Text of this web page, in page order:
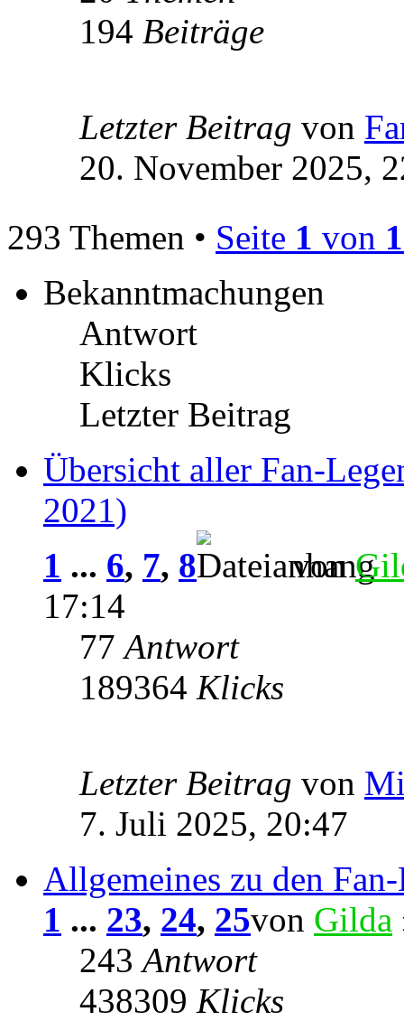
194 Beiträge
Letzter Beitrag von
20. November 2025,
293 Themen • Seite 1 von
Bekanntmachungen
Antwort
Klicks
Letzter Beitrag
Übersicht aller Fan-
2021)
1 ... 6, 7, 8 von
17:14
77Antwort
189364 Klicks
Letzter Beitrag von
7. Juli 2025, 20:47
Allgemeines zu den
1 ... 23, 24, 25von Gilda
243Antwort
438309 Klicks